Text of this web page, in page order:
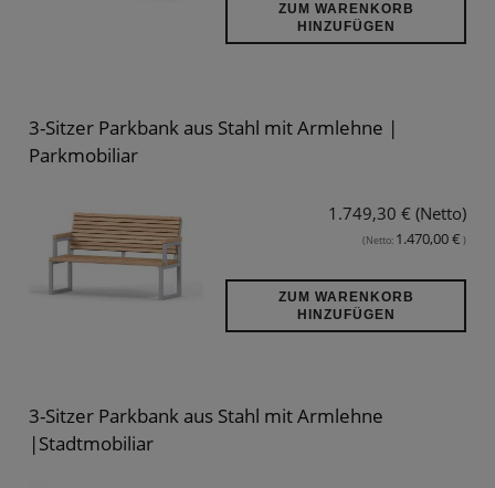
ZUM WARENKORB
HINZUFÜGEN
3-Sitzer Parkbank aus Stahl mit Armlehne |
Parkmobiliar
1.749,30 € (Netto)
(Netto: 1.470,00 € )
ZUM WARENKORB
HINZUFÜGEN
3-Sitzer Parkbank aus Stahl mit Armlehne
|Stadtmobiliar